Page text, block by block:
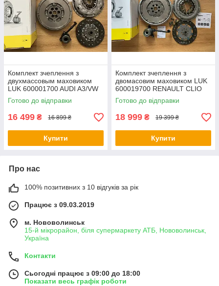
Комплект зчеплення з
двухмассовым маховиком
LUK 600001700 AUDI A3/VW
GOLF V 2,0 TDI 03-
Готово до відправки
16 499 ₴ 16 899 ₴
Купити
Комплект зчеплення з
двомасовим маховиком LUK
600019700 RENAULT CLIO
III/MEGANE/SCENIC/QASHQA
I 1,5DCI 05-
Готово до відправки
18 999 ₴ 19 399 ₴
Купити
Про нас
100% позитивних з 10 відгуків за рік
Працює з 09.03.2019
м. Нововолинськ
15-й мікрорайон, біля супермаркету АТБ, Нововолинськ,
Україна
Контакти
Сьогодні працює з 09:00 до 18:00
Показати весь графік роботи